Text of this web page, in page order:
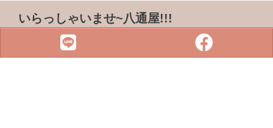
いらっしゃいませ~八通屋!!!
ADDRESS & TEL
電話 :07-3733316